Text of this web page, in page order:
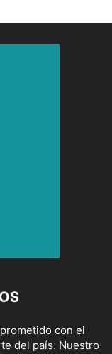
con el
del país. Nuestro